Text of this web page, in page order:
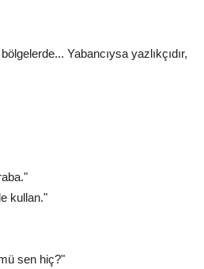
Yabancıysa yazlıkçıdır,
kullan."
sen hiç?"